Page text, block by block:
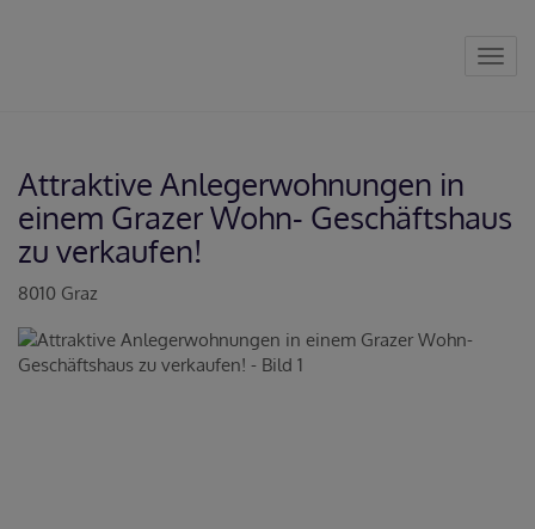
Attraktive Anlegerwohnungen in
einem Grazer Wohn- Geschäftshaus
zu verkaufen!
8010 Graz